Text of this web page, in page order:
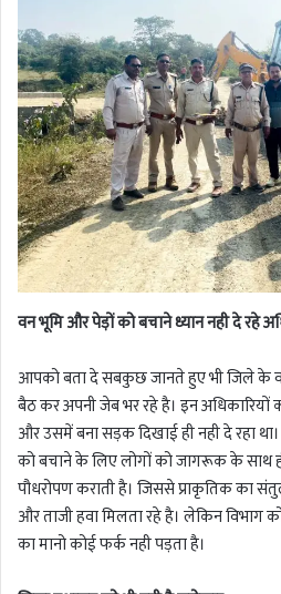
वन भूमि और पेड़ों को बचाने ध्यान नही दे रहे
आपको बता दे सबकुछ जानते हुए भी जिले के
बैठ कर अपनी जेब भर रहे है। इन अधिकारियों
और उसमें बना सड़क दिखाई ही नही दे रहा था।
को बचाने के लिए लोगों को जागरूक के साथ
पौधरोपण कराती है। जिससे प्राकृतिक का
और ताजी हवा मिलता रहे है। लेकिन विभाग
का मानो कोई फर्क नही पड़ता है।